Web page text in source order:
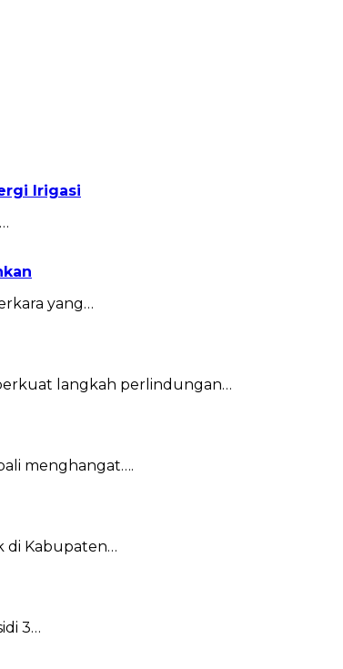
Irigasi
yang…
langkah perlindungan…
menghangat….
di Kabupaten…
3…